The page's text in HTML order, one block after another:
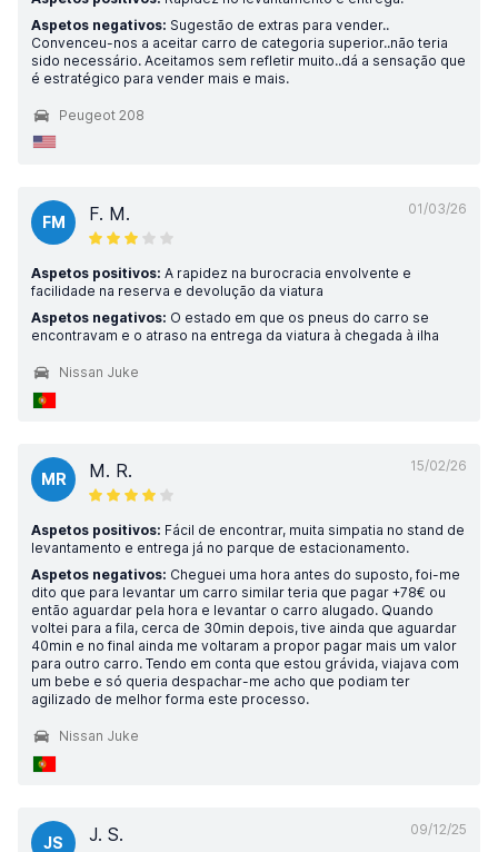
Aspetos negativos: Sugestão de extras para vender..
Convenceu-nos a aceitar carro de categoria superior..não teria
sido necessário. Aceitamos sem refletir muito..dá a sensação que
é estratégico para vender mais e mais.
Peugeot 208
01/03/26
FM F. M.
Aspetos positivos: A rapidez na burocracia envolvente e
facilidade na reserva e devolução da viatura
Aspetos negativos: O estado em que os pneus do carro se
encontravam e o atraso na entrega da viatura à chegada à ilha
Nissan Juke
15/02/26
MR M. R.
Aspetos positivos: Fácil de encontrar, muita simpatia no stand de
levantamento e entrega já no parque de estacionamento.
Aspetos negativos: Cheguei uma hora antes do suposto, foi-me
dito que para levantar um carro similar teria que pagar +78€ ou
então aguardar pela hora e levantar o carro alugado. Quando
voltei para a fila, cerca de 30min depois, tive ainda que aguardar
40min e no final ainda me voltaram a propor pagar mais um valor
para outro carro. Tendo em conta que estou grávida, viajava com
um bebe e só queria despachar-me acho que podiam ter
agilizado de melhor forma este processo.
Nissan Juke
09/12/25
JS J. S.